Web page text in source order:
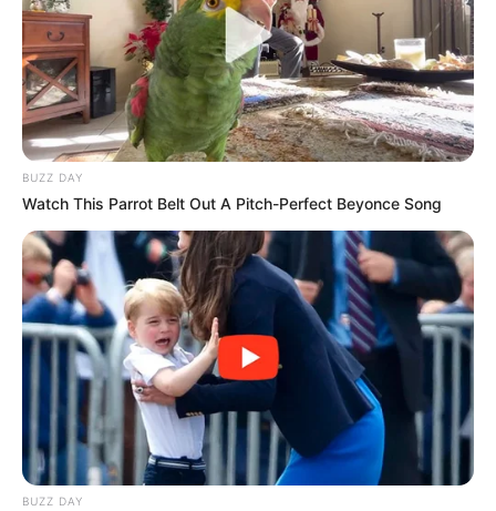
BUZZ DAY
Watch This Parrot Belt Out A Pitch-Perfect Beyonce Song
BUZZ DAY